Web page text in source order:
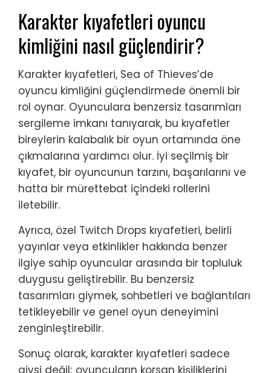
Karakter kıyafetleri oyuncu
kimliğini nasıl güçlendirir?
Karakter kıyafetleri, Sea of Thieves’de
oyuncu kimliğini güçlendirmede önemli bir
rol oynar. Oyunculara benzersiz tasarımları
sergileme imkanı tanıyarak, bu kıyafetler
bireylerin kalabalık bir oyun ortamında öne
çıkmalarına yardımcı olur. İyi seçilmiş bir
kıyafet, bir oyuncunun tarzını, başarılarını ve
hatta bir mürettebat içindeki rollerini
iletebilir.
Ayrıca, özel Twitch Drops kıyafetleri, belirli
yayınlar veya etkinlikler hakkında benzer
ilgiye sahip oyuncular arasında bir topluluk
duygusu geliştirebilir. Bu benzersiz
tasarımları giymek, sohbetleri ve bağlantıları
tetikleyebilir ve genel oyun deneyimini
zenginleştirebilir.
Sonuç olarak, karakter kıyafetleri sadece
giysi değil; oyuncuların korsan kişiliklerini